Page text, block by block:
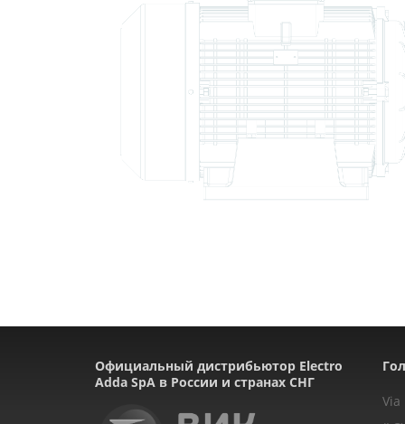
Официальный дистрибьютор Electro
Adda SpA в России и странах СНГ
Via